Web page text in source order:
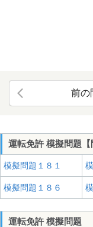
前の
運転免許 模擬問題【
模擬問題１８１
模擬問題１８６
運転免許 模擬問題